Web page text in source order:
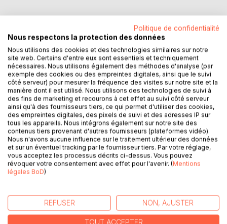
DESCRIPTION
Cet ouvrage riche d'informations sérieuses et crédibles
révèle une conspiration si monstrueuse qui n'a d'égal que
l'ignorance des masses sur lesquelles elle s'appuie afin de
mener à bien son objectif d'installation d'un Nouvel Ordre
Mondial totalitaire "satanique" sur le monde. Ce n'est plus
de l'ordre d'une simple théorie ridiculisée, mais une
constatation avérée. C'est au plus grand des Présidents
américains, J.F Kennedy, que nous devons une déclaration
fantastique méconnue et "hors normes" prononcée le 27
avril 1961, dénonçant sans détours cet abominable complot
En effet, une petite clique de banquiers et d'élites
"illuminées" veulent dominer Dieu, le monde et nos lois
naturelles par des mots tels que démocratie, liberté,
Politique de confidentialité
Nous respectons la protection des données
Nous utilisons des cookies et des technologies similaires sur notre
site web. Certains d'entre eux sont essentiels et techniquement
nécessaires. Nous utilisons également des méthodes d'analyse (par
exemple des cookies ou des empreintes digitales, ainsi que le suivi
côté serveur) pour mesurer la fréquence des visites sur notre site et la
manière dont il est utilisé. Nous utilisons des technologies de suivi à
des fins de marketing et recourons à cet effet au suivi côté serveur
ainsi qu'à des fournisseurs tiers, ce qui permet d'utiliser des cookies,
des empreintes digitales, des pixels de suivi et des adresses IP sur
tous les appareils. Nous intégrons également sur notre site des
contenus tiers provenant d'autres fournisseurs (plateformes vidéo).
Nous n'avons aucune influence sur le traitement ultérieur des données
et sur un éventuel tracking par le fournisseur tiers. Par votre réglage,
vous acceptez les processus décrits ci-dessus. Vous pouvez
révoquer votre consentement avec effet pour l'avenir. (Mentions
légales BoD)
REFUSER NON, AJUSTER
TOUT ACCEPTER